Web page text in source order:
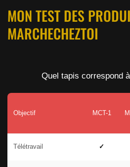
MON TEST DES
MARCHECHEZTOI
Quel tapis correspond
Objectif MCT-1
Télétravail ✓